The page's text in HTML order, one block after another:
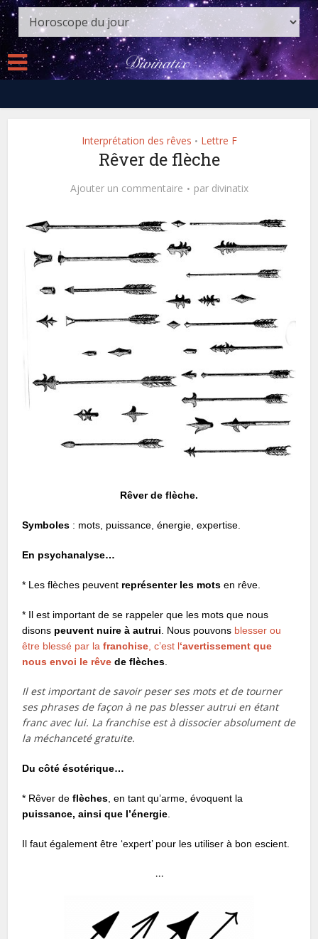
Interprétation des rêves • Lettre F
Rêver de flèche
Ajouter un commentaire par divinatix
Rêver de flèche.
Symboles : mots, puissance, énergie, expertise.
En psychanalyse…
* Les flèches peuvent représenter les mots en rêve.
* Il est important de se rappeler que les mots que nous
disons peuvent nuire à autrui. Nous pouvons blesser ou
être blessé par la franchise, c’est l‘avertissement que
nous envoi le rêve de flèches.
Il est important de savoir peser ses mots et de tourner
ses phrases de façon à ne pas blesser autrui en étant
franc avec lui. La franchise est à dissocier absolument de
la méchanceté gratuite.
Du côté ésotérique…
* Rêver deflèches, en tant qu’arme, évoquent la
puissance, ainsi que l’énergie.
Il faut également être ‘expert’ pour les utiliser à bon escient.
…